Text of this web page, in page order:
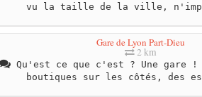
vu la taille de la ville,
Gare de Lyon Part-Dieu
2 km
Qu'est ce que c'est ? Une gare !
boutiques sur les côtés, des